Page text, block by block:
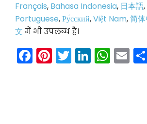
Français, Bahasa Indonesia, 日本語,
Portuguese,Ру́сский,Việt Nam,简
文 में भी उपलब्ध है।
Facebook
Pinterest
Twitter